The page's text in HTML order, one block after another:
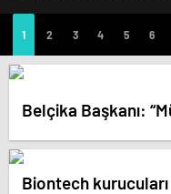
Belçika Başkanı:
Biontech